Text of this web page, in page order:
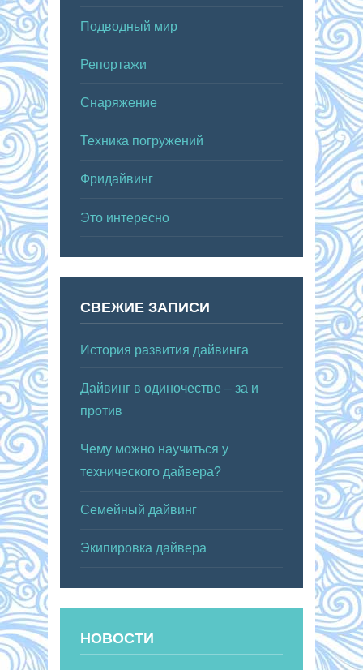
Подводный мир
Репортажи
Снаряжение
Техника погружений
Фридайвинг
Это интересно
СВЕЖИЕ ЗАПИСИ
История развития дайвинга
Дайвинг в одиночестве – за и
против
Чему можно научиться у
технического дайвера?
Семейный дайвинг
Экипировка дайвера
НОВОСТИ